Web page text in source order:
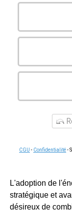
CGU - Confidentialité-
L'adoption de
stratégique et
désireux de